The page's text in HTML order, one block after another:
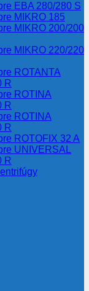
EBA 280/280 S
MIKRO 185
MIKRO 200/200
MIKRO 220/220
ROTANTA
R
ROTINA
R
ROTINA
R
ROTOFIX 32 A
UNIVERSAL
R